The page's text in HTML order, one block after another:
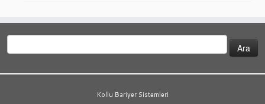
Kollu Bariyer Sistemleri